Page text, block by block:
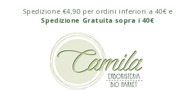
Spedizione €4,90 per ordini inferiori a 40€ e
Spedizione Gratuita sopra i 40€